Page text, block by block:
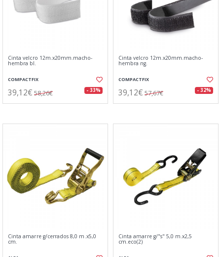
Cinta velcro 12m.x20mm.macho-
hembra bl.
COMPACTFIX
39,12€ 58,26€ - 33%
Cinta velcro 12m.x20mm.macho-
hembra ng.
COMPACTFIX
39,12€ 57,67€ - 32%
Cinta amarre g/cerrados 8,0 m.x5,0
cm.
Cinta amarre g/"s" 5,0 m.x2,5
cm.eco(2)